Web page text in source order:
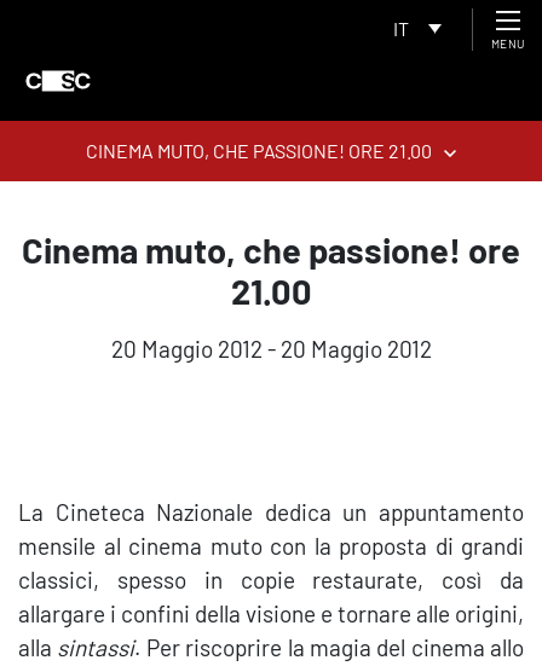
IT
MENU
CINEMA MUTO, CHE PASSIONE! ORE 21.00
Cinema muto, che passione! ore
21.00
20 Maggio 2012 - 20 Maggio 2012
La Cineteca Nazionale dedica un appuntamento
mensile al cinema muto con la proposta di grandi
classici, spesso in copie restaurate, così da
allargare i confini della visione e tornare alle origini,
alla sintassi. Per riscoprire la magia del cinema allo